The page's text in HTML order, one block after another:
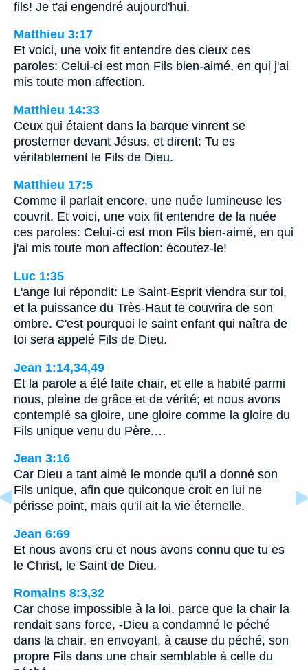
fils! Je t'ai engendré aujourd'hui.
Matthieu 3:17
Et voici, une voix fit entendre des cieux ces
paroles: Celui-ci est mon Fils bien-aimé, en qui j'ai
mis toute mon affection.
Matthieu 14:33
Ceux qui étaient dans la barque vinrent se
prosterner devant Jésus, et dirent: Tu es
véritablement le Fils de Dieu.
Matthieu 17:5
Comme il parlait encore, une nuée lumineuse les
couvrit. Et voici, une voix fit entendre de la nuée
ces paroles: Celui-ci est mon Fils bien-aimé, en qui
j'ai mis toute mon affection: écoutez-le!
Luc 1:35
L'ange lui répondit: Le Saint-Esprit viendra sur toi,
et la puissance du Très-Haut te couvrira de son
ombre. C'est pourquoi le saint enfant qui naîtra de
toi sera appelé Fils de Dieu.
Jean 1:14,34,49
Et la parole a été faite chair, et elle a habité parmi
nous, pleine de grâce et de vérité; et nous avons
contemplé sa gloire, une gloire comme la gloire du
Fils unique venu du Père.…
Jean 3:16
Car Dieu a tant aimé le monde qu'il a donné son
Fils unique, afin que quiconque croit en lui ne
périsse point, mais qu'il ait la vie éternelle.
Jean 6:69
Et nous avons cru et nous avons connu que tu es
le Christ, le Saint de Dieu.
Romains 8:3,32
Car chose impossible à la loi, parce que la chair la
rendait sans force, -Dieu a condamné le péché
dans la chair, en envoyant, à cause du péché, son
propre Fils dans une chair semblable à celle du